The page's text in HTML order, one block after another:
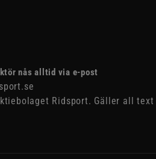
nås alltid via e-post
Ridsport. Gäller all text